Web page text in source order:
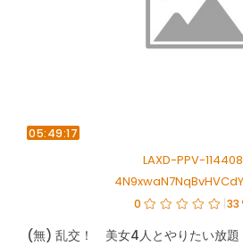
05:49:17
LAXD-PPV-
0 33
(無) 乱交！ 美女4人とやりたい放題